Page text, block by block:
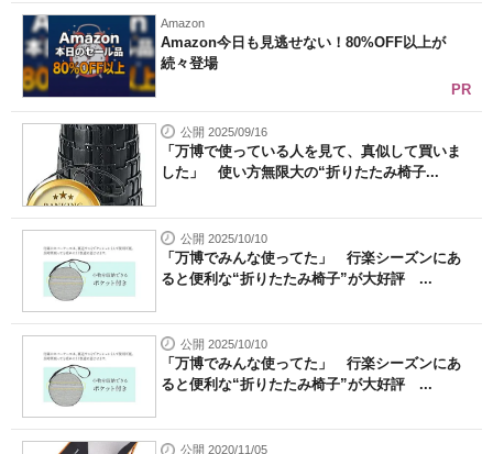
Amazon
Amazon今日も見逃せない！80%OFF以上が
続々登場
PR
公開 2025/09/16
「万博で使っている人を見て、真似して買いま
した」 使い方無限大の“折りたたみ椅子...
公開 2025/10/10
「万博でみんな使ってた」 行楽シーズンにあ
ると便利な“折りたたみ椅子”が大好評 ...
公開 2025/10/10
「万博でみんな使ってた」 行楽シーズンにあ
ると便利な“折りたたみ椅子”が大好評 ...
公開 2020/11/05